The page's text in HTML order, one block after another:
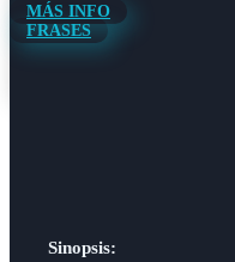
MÁS INFO
FRASES
Sinopsis: